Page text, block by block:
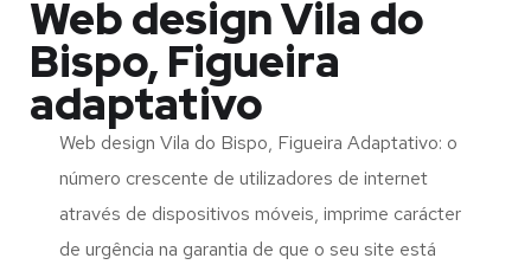
Web design Vila do
Bispo, Figueira
adaptativo
Web design Vila do Bispo, Figueira Adaptativo: o
número crescente de utilizadores de internet
através de dispositivos móveis, imprime carácter
de urgência na garantia de que o seu site está